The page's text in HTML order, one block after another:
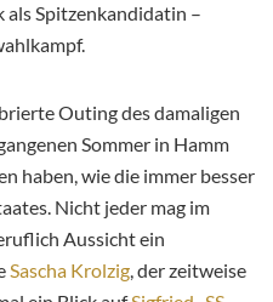
Spitzenkandidatin –
Outing des damaligen
Sommer in Hamm
haben, wie die immer besser
Nicht jeder mag im
Aussicht ein
Sascha Krolzig, der zeitweise